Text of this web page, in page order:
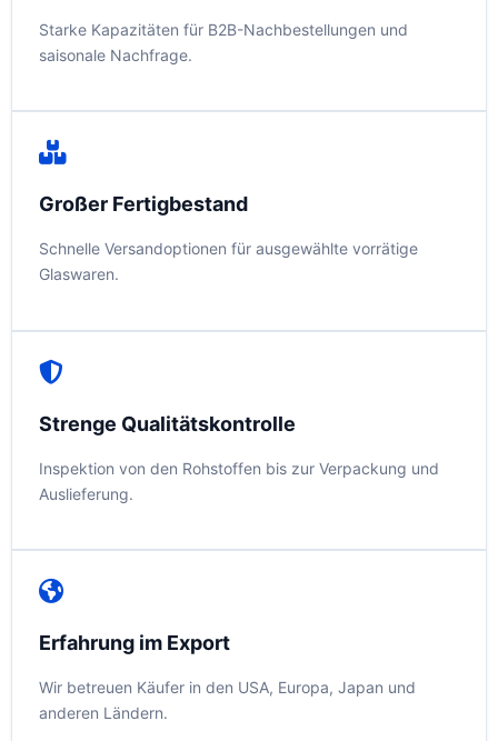
Starke Kapazitäten für B2B-Nachbestellungen und
saisonale Nachfrage.
Großer Fertigbestand
Schnelle Versandoptionen für ausgewählte vorrätige
Glaswaren.
Strenge Qualitätskontrolle
Inspektion von den Rohstoffen bis zur Verpackung und
Auslieferung.
Erfahrung im Export
Wir betreuen Käufer in den USA, Europa, Japan und
anderen Ländern.